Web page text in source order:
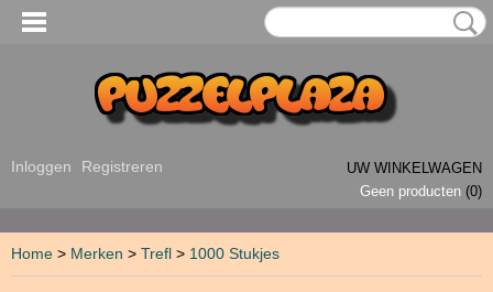
Inloggen Registreren
UW WINKELWAGEN
Geen producten (0)
Home > Merken > Trefl > 1000 Stukjes